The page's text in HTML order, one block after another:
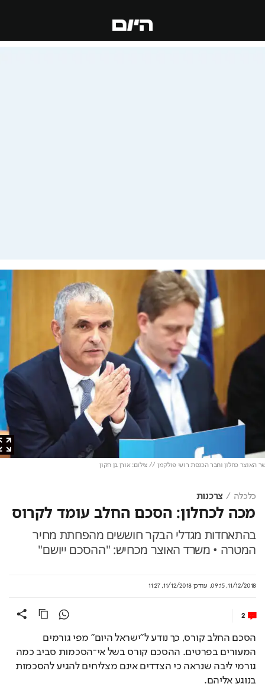
כחלון וחבר הכנסת רועי פולקמן // צילום: אורן בן חקון
כלכלה צרכנות
מכה לכחלון: הסכם החלב עומד לקרוס
בהתאחדות מגדלי הבקר חוששים מהפחתת מחיר
המטרה • משרד האוצר מכחיש: "ההסכם ייושם"
11/12/2018, 09:15
,עודכן11/12/2018, 11:27
2
הסכם החלב קורס, כך נודע ל"ישראל היום" מפי גורמים
המעורים בפרטים. ההסכם קורס בשל אי־הסכמות סביב כמה
גורמי ליבה שנראה כי הצדדים אינם מצליחים להגיע להסכמות
בנוגע אליהם.